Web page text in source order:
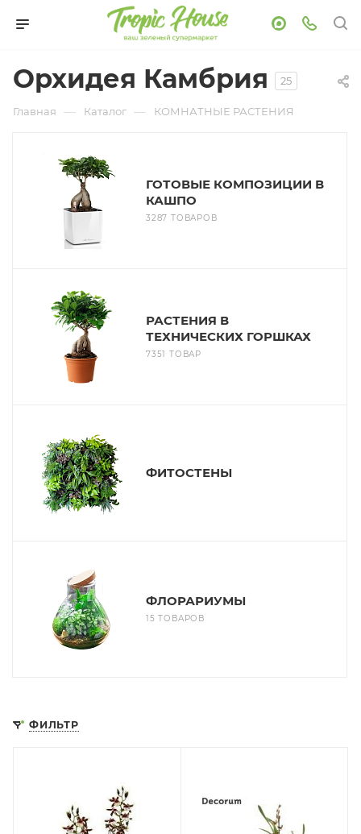
Орхидея Камбрия 25
Главная — Каталог — КОМНАТНЫЕ РАСТЕНИЯ
ГОТОВЫЕ КОМПОЗИЦИИ В
КАШПО
3287 ТОВАРОВ
РАСТЕНИЯ В
ТЕХНИЧЕСКИХ ГОРШКАХ
7351 ТОВАР
ФИТОСТЕНЫ
ФЛОРАРИУМЫ
15 ТОВАРОВ
ФИЛЬТР